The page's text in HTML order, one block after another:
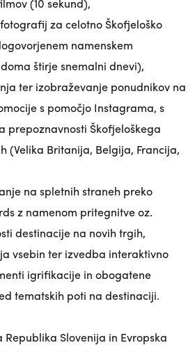
(10 sekund),
za celotno Škofjeloško
namenskem
štirje snemalni dnevi),
ter izobraževanje ponudnikov na
s pomočjo Instagrama, s
prepoznavnosti Škofjeloškega
(Velika Britanija, Belgija, Francija,
na spletnih straneh preko
z namenom pritegnitve oz.
destinacije na novih trgih,
vsebin ter izvedba interaktivno
igrifikacije in obogatene
tematskih poti na destinaciji.
Slovenija in Evropska